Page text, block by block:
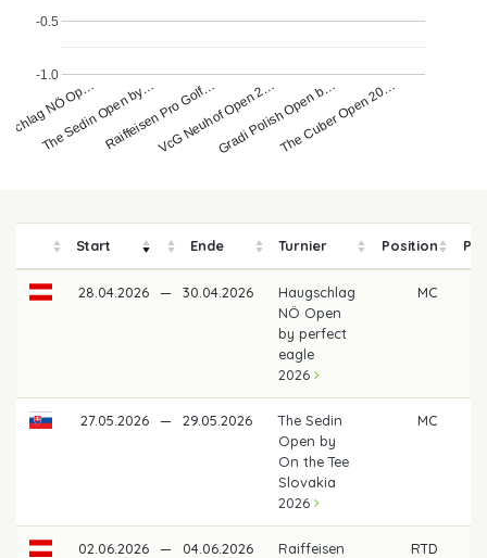
NÖ Op…
The Sedin Open by…Raiffeisen Pro Golf…
VcG Neuhof Open 2…Gradi Polish Open b…The Cuber Open 20…
-1.0
-0.5
Start Ende Turnier Position
28.04.2026 — 30.04.2026
Haugschlag
NÖ Open
by perfect
eagle
2026
MC
27.05.2026 — 29.05.2026
The Sedin
Open by
On the Tee
Slovakia
2026
MC
02.06.2026 — 04.06.2026
Raiffeisen
RTD